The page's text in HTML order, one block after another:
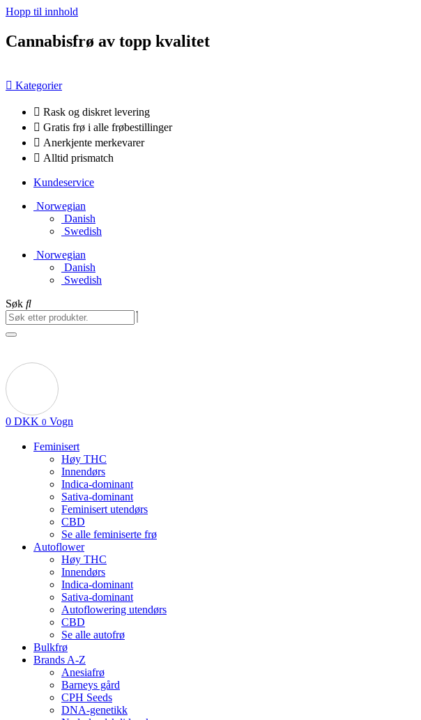
Hopp til innhold
Cannabisfrø av topp kvalitet
Kategorier
Rask og diskret levering
Gratis frø i alle frøbestillinger
Anerkjente merkevarer
Alltid prismatch
Kundeservice
Norwegian
Danish
Swedish
Norwegian
Danish
Swedish
Søk
0 DKK 0 Vogn
Feminisert
Høy THC
Innendørs
Indica-dominant
Sativa-dominant
Feminisert utendørs
CBD
Se alle feminiserte frø
Autoflower
Høy THC
Innendørs
Indica-dominant
Sativa-dominant
Autoflowering utendørs
CBD
Se alle autofrø
Bulkfrø
Brands A-Z
Anesiafrø
Barneys gård
CPH Seeds
DNA-genetikk